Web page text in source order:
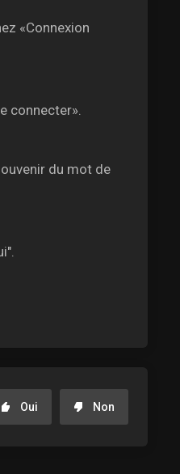
«Connexion
connecter».
du mot de
Oui Non